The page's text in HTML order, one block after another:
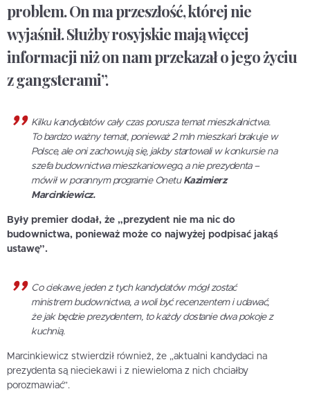
problem. On ma przeszłość, której nie
wyjaśnił. Służby rosyjskie mają więcej
informacji niż on nam przekazał o jego życiu
z gangsterami”.
Kilku kandydatów cały czas porusza temat mieszkalnictwa.
To bardzo ważny temat, ponieważ 2 mln mieszkań brakuje w
Polsce, ale oni zachowują się, jakby startowali w konkursie na
szefa budownictwa mieszkaniowego, a nie prezydenta –
mówił w porannym programie OnetuKazimierz
Marcinkiewicz.
Były premier dodał, że „prezydent nie ma nic do
budownictwa, ponieważ może co najwyżej podpisać jakąś
ustawę”.
Co ciekawe, jeden z tych kandydatów mógł zostać
ministrem budownictwa, a woli być recenzentem i udawać,
że jak będzie prezydentem, to każdy dostanie dwa pokoje z
kuchnią.
Marcinkiewicz stwierdził również, że „aktualni kandydaci na
prezydenta są nieciekawi i z niewieloma z nich chciałby
porozmawiać”.